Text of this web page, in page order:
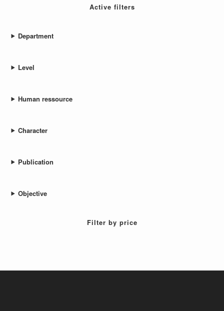
Active filters
Department
Level
Human ressource
Character
Publication
Objective
Filter by price